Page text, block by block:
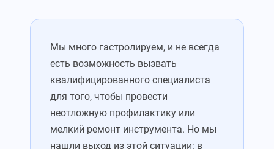
Мы много гастролируем, и не всегда
есть возможность вызвать
квалифицированного специалиста
для того, чтобы провести
неотложную профилактику или
мелкий ремонт инструмента. Но мы
нашли выход из этой ситуации: в